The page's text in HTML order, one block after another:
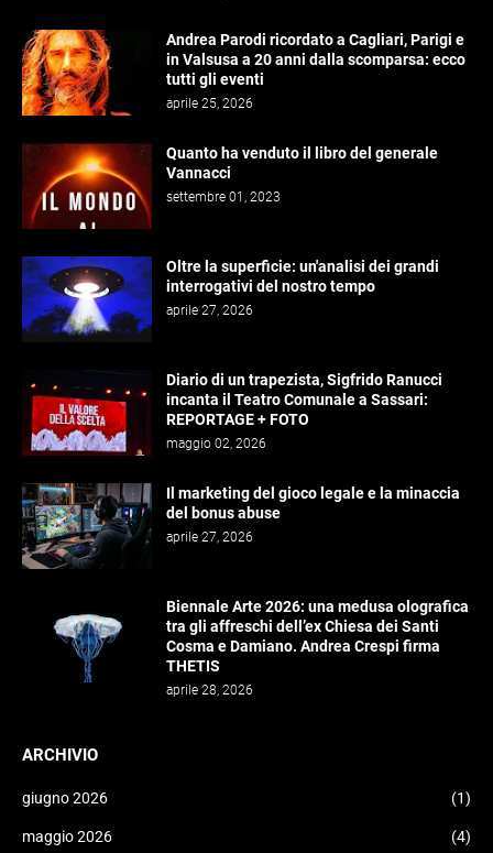
Andrea Parodi ricordato a Cagliari, Parigi e
in Valsusa a 20 anni dalla scomparsa: ecco
tutti gli eventi
aprile 25, 2026
Quanto ha venduto il libro del generale
Vannacci
settembre 01, 2023
Oltre la superficie: un'analisi dei grandi
interrogativi del nostro tempo
aprile 27, 2026
Diario di un trapezista, Sigfrido Ranucci
incanta il Teatro Comunale a Sassari:
REPORTAGE + FOTO
maggio 02, 2026
Il marketing del gioco legale e la minaccia
del bonus abuse
aprile 27, 2026
Biennale Arte 2026: una medusa olografica
tra gli affreschi dell’ex Chiesa dei Santi
Cosma e Damiano. Andrea Crespi firma
THETIS
aprile 28, 2026
ARCHIVIO
giugno 2026 (1)
maggio 2026 (4)